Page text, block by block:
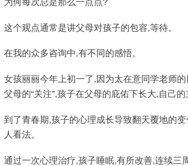
这个观点通常是讲父母对孩子的包容,等待。
在我的众多咨询中,有不同的感悟。
女孩丽丽今年上初一了,因为太在意同学老师
父母的“关注”,孩子在父母的庇佑下长大,自己
到了青春期,孩子的心理成长导致翻天覆地的
人看法。
通过一次心理治疗,孩子睡眠,有所改善,连续三